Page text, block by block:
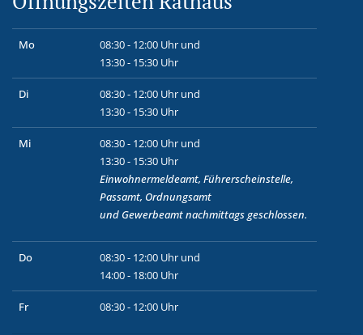
Mo
08:30 - 12:00 Uhr und
13:30 - 15:30 Uhr
Di
08:30 - 12:00 Uhr und
13:30 - 15:30 Uhr
Mi
08:30 - 12:00 Uhr und
13:30 - 15:30 Uhr
Einwohnermeldeamt, Führerscheinstelle,
Passamt, Ordnungsamt
und Gewerbeamtnachmittags geschlossen.
Do
08:30 - 12:00 Uhr und
14:00 - 18:00 Uhr
Fr 08:30 - 12:00 Uhr